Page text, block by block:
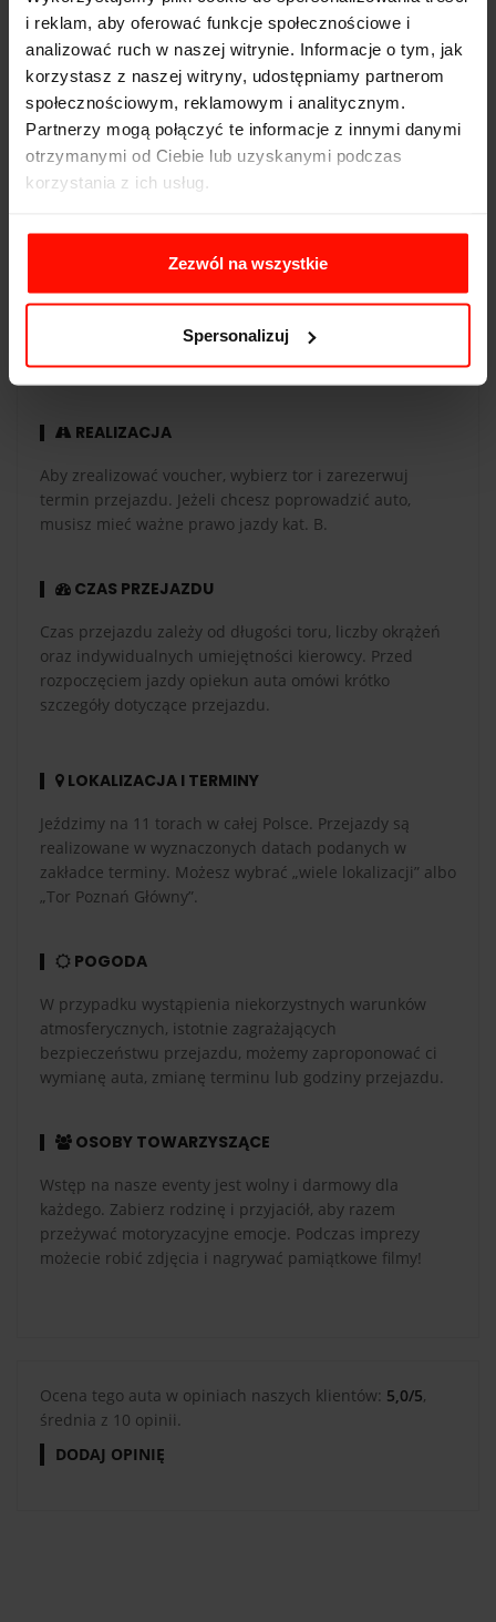
i reklam, aby oferować funkcje społecznościowe i
analizować ruch w naszej witrynie. Informacje o tym, jak
korzystasz z naszej witryny, udostępniamy partnerom
społecznościowym, reklamowym i analitycznym.
Partnerzy mogą połączyć te informacje z innymi danymi
otrzymanymi od Ciebie lub uzyskanymi podczas
korzystania z ich usług.
Zezwól na wszystkie
Spersonalizuj
Napęd:
tył
Pojemność:
5.0 l
Skrzynia biegów:
10-biegowa
Voucher jest ważny 365 dni od daty zakupu. Voucher
karta. Przejazdy są realizowane w sezonie od maja do
października.
REALIZACJA
Aby zrealizować voucher, wybierz tor i zarezerwuj
termin przejazdu. Jeżeli chcesz poprowadzić auto,
musisz mieć ważne prawo jazdy kat. B.
CZAS PRZEJAZDU
Czas przejazdu zależy od długości toru, liczby okrążeń
oraz indywidualnych umiejętności kierowcy. Przed
rozpoczęciem jazdy opiekun auta omówi krótko
szczegóły dotyczące przejazdu.
LOKALIZACJA I TERMINY
Jeździmy na 11 torach w całej Polsce. Przejazdy są
realizowane w wyznaczonych datach podanych w
zakładce terminy. Możesz wybrać „wiele lokalizacji” albo
„Tor Poznań Główny”.
POGODA
W przypadku wystąpienia niekorzystnych warunków
atmosferycznych, istotnie zagrażających
bezpieczeństwu przejazdu, możemy zaproponować ci
wymianę auta, zmianę terminu lub godziny przejazdu.
OSOBY TOWARZYSZĄCE
Wstęp na nasze eventy jest wolny i darmowy dla
każdego. Zabierz rodzinę i przyjaciół, aby razem
przeżywać motoryzacyjne emocje. Podczas imprezy
możecie robić zdjęcia i nagrywać pamiątkowe filmy!
Ocena tego auta w opiniach naszych klientów: 5,0/5,
średnia z 10 opinii.
DODAJ OPINIĘ